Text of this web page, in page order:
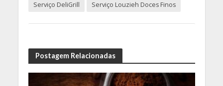
Serviço DeliGrill
Serviço Louzieh Doces Finos
Postagem Relacionadas